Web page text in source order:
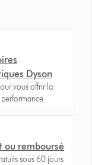
Dyson
vous offrir la
ou remboursé
sous 60 jours